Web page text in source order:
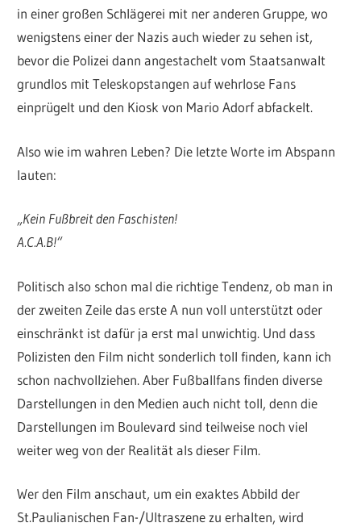
in einer großen Schlägerei mit ner anderen Gruppe, wo
wenigstens einer der Nazis auch wieder zu sehen ist,
bevor die Polizei dann angestachelt vom Staatsanwalt
grundlos mit Teleskopstangen auf wehrlose Fans
einprügelt und den Kiosk von Mario Adorf abfackelt.
Also wie im wahren Leben? Die letzte Worte im Abspann
lauten:
„Kein Fußbreit den Faschisten!
A.C.A.B!“
Politisch also schon mal die richtige Tendenz, ob man in
der zweiten Zeile das erste A nun voll unterstützt oder
einschränkt ist dafür ja erst mal unwichtig. Und dass
Polizisten den Film nicht sonderlich toll finden, kann ich
schon nachvollziehen. Aber Fußballfans finden diverse
Darstellungen in den Medien auch nicht toll, denn die
Darstellungen im Boulevard sind teilweise noch viel
weiter weg von der Realität als dieser Film.
Wer den Film anschaut, um ein exaktes Abbild der
St.Paulianischen Fan-/Ultraszene zu erhalten, wird